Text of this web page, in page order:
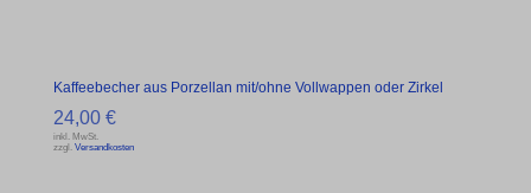
Kaffeebecher aus Porzellan mit/ohne Vollwappen oder Zirkel
24,00 €
inkl. MwSt.
zzgl. Versandkosten